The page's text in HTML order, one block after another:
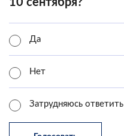
10 сентября?
Да
Нет
Затрудняюсь ответить